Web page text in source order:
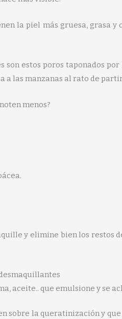
la piel más gruesa, grasa
son estos poros taponados
a las manzanas al rato de
menos?
y elimine bien los restos
aceite.. que emulsione y se
sobre la queratinización y